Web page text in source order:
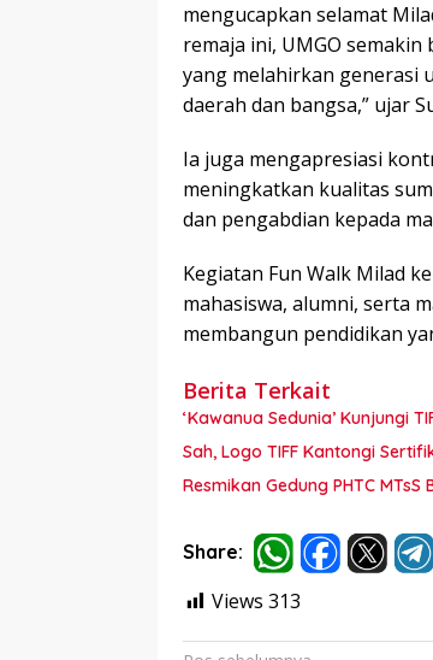
mengucapkan selamat
remaja ini, UMGO
yang melahirkan generasi
daerah dan bangsa,” ujar
Ia juga mengapresiasi
meningkatkan kualitas
dan pengabdian kepada
Kegiatan Fun Walk Milad
mahasiswa, alumni, serta
membangun pendidikan
Berita Terkait
‘Kawanua Sedunia’ Kunjungi
Sah, Logo TIFF Kantongi
Resmikan Gedung PHTC
Share:
Views 313